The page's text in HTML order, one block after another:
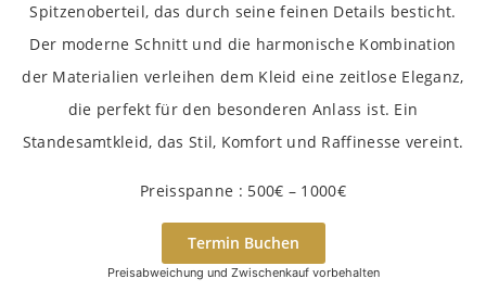
Spitzenoberteil, das durch seine feinen Details besticht.
Der moderne Schnitt und die harmonische Kombination
der Materialien verleihen dem Kleid eine zeitlose Eleganz,
die perfekt für den besonderen Anlass ist. Ein
Standesamtkleid, das Stil, Komfort und Raffinesse vereint.
Preisspanne : 500€ – 1000€
Termin Buchen
Preisabweichung und Zwischenkauf vorbehalten